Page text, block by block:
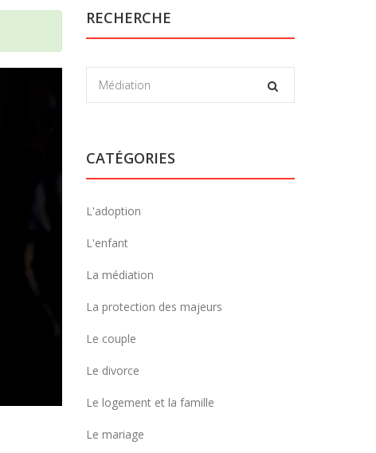
RECHERCHE
CATÉGORIES
L'adoption
L'enfant
La médiation
La protection des majeurs
Le couple
Le divorce
Le logement et la famille
Le mariage